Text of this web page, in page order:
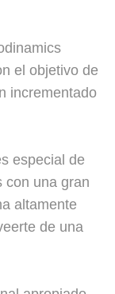
el objetivo de
incrementado
especial de
con una gran
altamente
de una